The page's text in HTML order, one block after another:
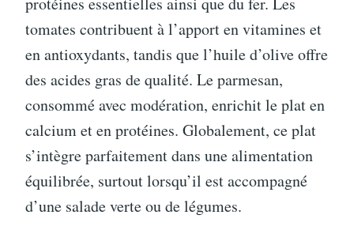
tomates contribuent à l’apport en vitamines et
en antioxydants, tandis que l’huile d’olive offre
des acides gras de qualité. Le parmesan,
consommé avec modération, enrichit le plat en
calcium et en protéines. Globalement, ce plat
s’intègre parfaitement dans une alimentation
équilibrée, surtout lorsqu’il est accompagné
d’une salade verte ou de légumes.